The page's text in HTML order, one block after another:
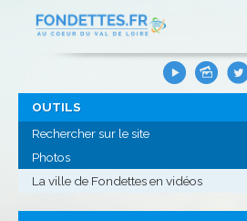
OUTILS
Rechercher sur le site
Photos
La ville de Fondettes en vidéos